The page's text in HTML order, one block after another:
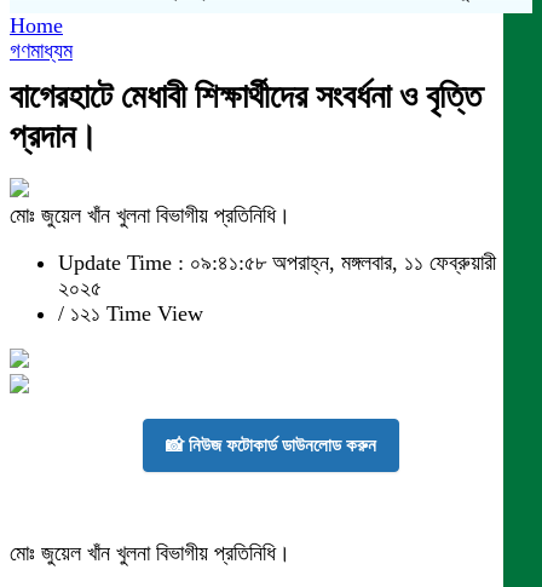
Home
গণমাধ্যম
বাগেরহাটে মেধাবী শিক্ষার্থীদের সংবর্ধনা ও বৃত্তি
প্রদান।
মোঃ জুয়েল খাঁন খুলনা বিভাগীয় প্রতিনিধি।
Update Time : ০৯:৪১:৫৮ অপরাহ্ন, মঙ্গলবার, ১১ ফেব্রুয়ারী
২০২৫
/ ১২১ Time View
📸 নিউজ ফটোকার্ড ডাউনলোড করুন
মোঃ জুয়েল খাঁন খুলনা বিভাগীয় প্রতিনিধি।